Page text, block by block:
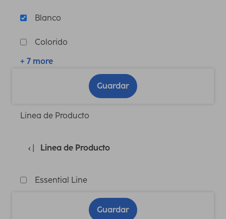
Blanco
Colorido
+ 7 more
Guardar
Linea de Producto
Linea de Producto
Essential Line
Guardar